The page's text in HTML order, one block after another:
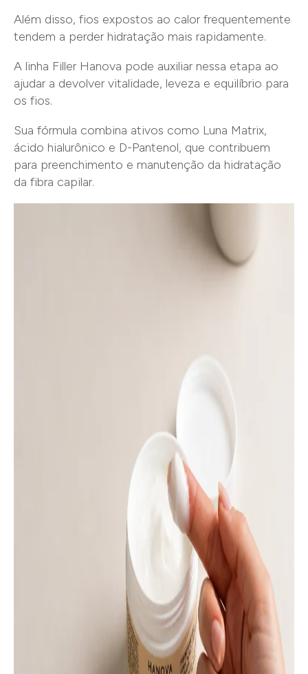
Além disso, fios expostos ao calor frequentemente
tendem a perder hidratação mais rapidamente.
A linha Filler Hanova pode auxiliar nessa etapa ao
ajudar a devolver vitalidade, leveza e equilíbrio para
os fios.
Sua fórmula combina ativos como Luna Matrix,
ácido hialurônico e D-Pantenol, que contribuem
para preenchimento e manutenção da hidratação
da fibra capilar.